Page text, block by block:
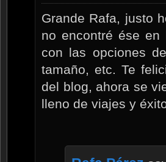
Grande Rafa, justo
no encontré ése
con las opciones
tamaño, etc. Te
del blog, ahora se
lleno de viajes y